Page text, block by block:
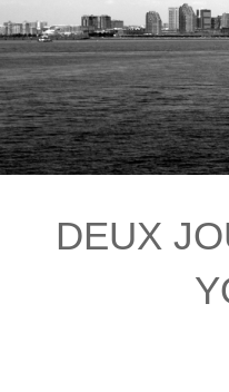
DEUX